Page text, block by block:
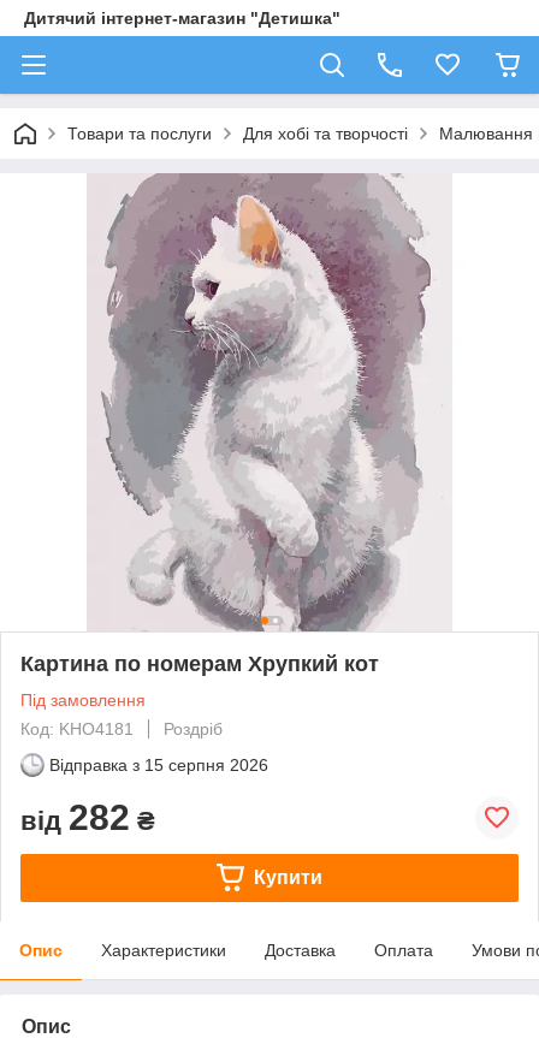
Дитячий інтернет-магазин "Детишка"
Товари та послуги Для хобі та творчості Малювання
Картина по номерам Хрупкий кот
Під замовлення
Код: KHO4181
Роздріб
Відправка з 15 серпня 2026
від 282 ₴
Купити
Опис Характеристики Доставка Оплата Умови
Опис